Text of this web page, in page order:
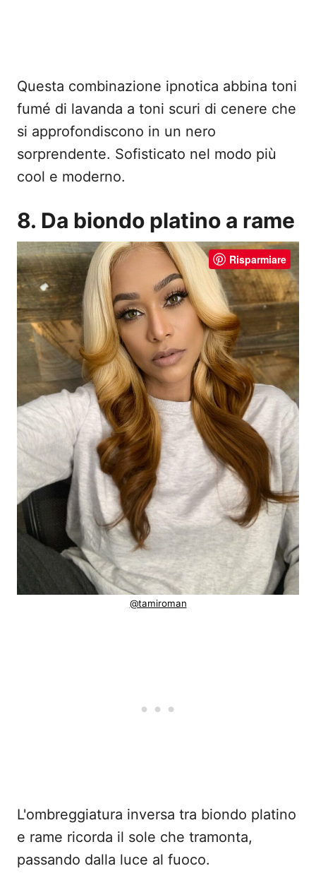
Questa combinazione ipnotica abbina toni
fumé di lavanda a toni scuri di cenere che
si approfondiscono in un nero
sorprendente. Sofisticato nel modo più
cool e moderno.
8. Da biondo platino a rame
Risparmiare
@tamiroman
L'ombreggiatura inversa tra biondo platino
e rame ricorda il sole che tramonta,
passando dalla luce al fuoco.